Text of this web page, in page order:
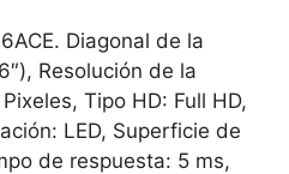
Diagonal de la
Resolución de la
Tipo HD: Full HD,
LED, Superficie de
de respuesta: 5 ms,